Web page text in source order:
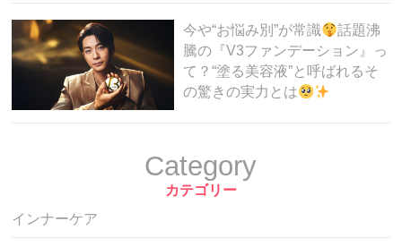
今や“お悩み別”が常識
話題沸
騰の『V3ファンデーション』っ
て？“塗る美容液”と呼ばれるそ
の驚きの実力とは
Category
カテゴリー
インナーケア